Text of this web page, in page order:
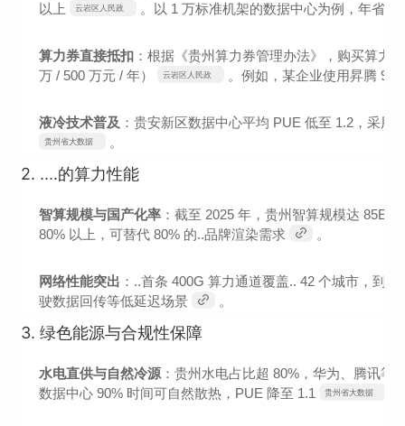
以上
云岩区人民政
。以 1 万标准机架的数据中心为例，年省电
算力券直接抵扣 ：根据《贵州算力券管理办法》，购买算力
万 / 500 万元 / 年）
云岩区人民政
。例如，某企业使用昇腾
液冷技术普及 ：贵安新区数据中心平均 PUE 低至 1.2，采
贵州省大数据
。
2. ....的算力性能
智算规模与国产化率 ：截至 2025 年，贵州智算规模达
80% 以上，可替代 80% 的..品牌渲染需求
。
网络性能突出 ：..首条 400G 算力通道覆盖.. 42 个城市，到
驶数据回传等低延迟场景
。
3.绿色能源与合规性保障
水电直供与自然冷源 ：贵州水电占比超 80%，华为、腾讯
数据中心 90% 时间可自然散热，PUE 降至 1.1
贵州省大数据